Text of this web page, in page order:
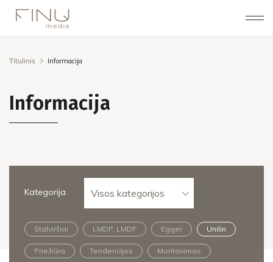
Titulinis Informacija
Informacija
Kategorija Visos kategorijos
Stalviršiai LMDP, LMDF Egger Unilin
Priežiūra Tendencijos Montavimas